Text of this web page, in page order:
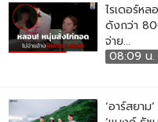
ไรเดอร์ห
ดังกว่า
จ่าย...
08:09 น.
‘อาร์สยา